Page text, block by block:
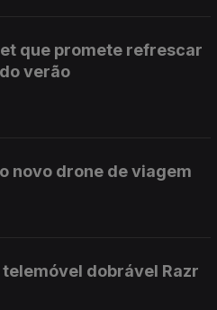
que promete refrescar
verão
novo drone de viagem
dobrável Razr